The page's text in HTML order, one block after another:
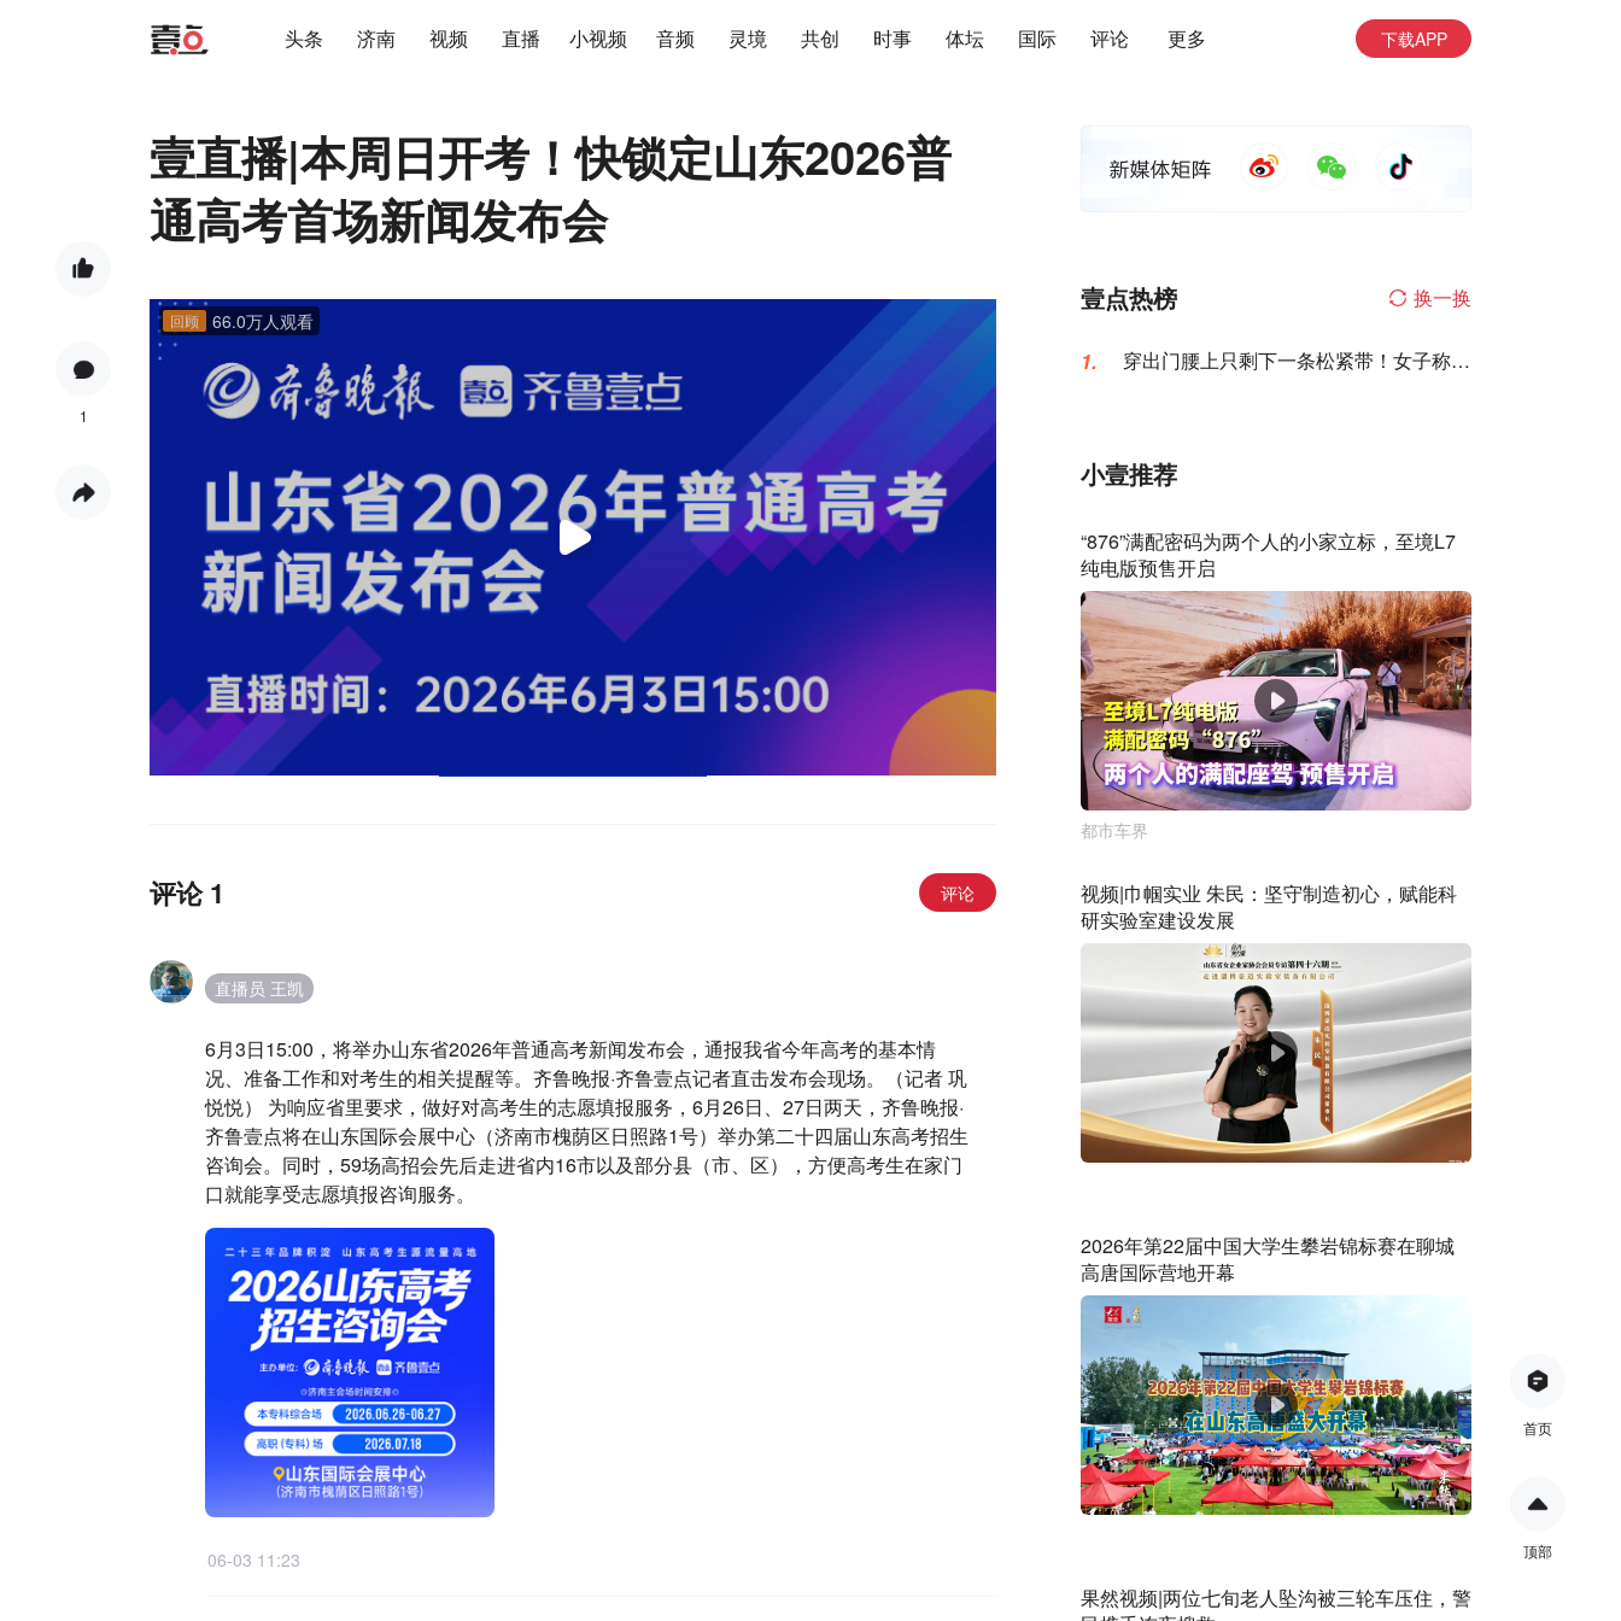
头条 济南 视频 直播 小视频 音频 灵境 共创 时事 体坛 国际 评论 更多 下载APP
1
壹直播|本周日开考！快锁定山东2026普
通高考首场新闻发布会
回顾 66.0万人观看
壹点热榜 换一换
1.
穿出门腰上只剩下一条松紧带！女子称名
小壹推荐
“876”满配密码为两个人的小家立标，至境L7
纯电版预售开启
都市车界
视频|巾帼实业 朱民：坚守制造初心，赋能科
研实验室建设发展
2026年第22届中国大学生攀岩锦标赛在聊城
高唐国际营地开幕
果然视频|两位七旬老人坠沟被三轮车压住，警
首页
顶部
评论 1 评论
直播员 王凯
6月3日15:00，将举办山东省2026年普通高考新闻发布会，通报我省今年高考的基本情
况、准备工作和对考生的相关提醒等。齐鲁晚报·齐鲁壹点记者直击发布会现场。（记者 巩
悦悦） 为响应省里要求，做好对高考生的志愿填报服务，6月26日、27日两天，齐鲁晚报·
齐鲁壹点将在山东国际会展中心（济南市槐荫区日照路1号）举办第二十四届山东高考招生
咨询会。同时，59场高招会先后走进省内16市以及部分县（市、区），方便高考生在家门
口就能享受志愿填报咨询服务。
06-03 11:23